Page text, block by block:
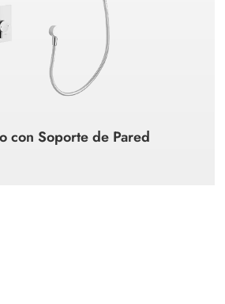
con Soporte de Pared